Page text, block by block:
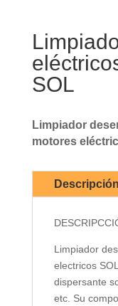
SOL
Limpiador
motores
Descripción
Limpiador
electricos
dispersante
etc. Su